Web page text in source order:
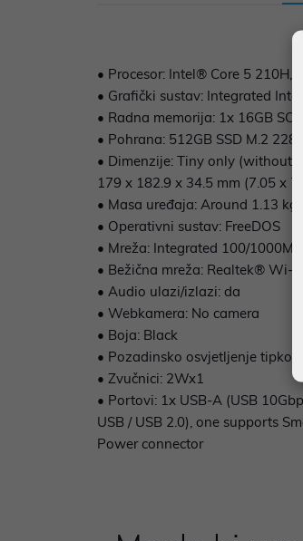
• Procesor: Intel® Core 5 210H,
• Grafički sustav: Integrated
• Radna memorija: 1x 16GB
• Pohrana: 512GB SSD M.2
• Dimenzije: Tiny only (without
179 x 182.9 x 34.5 mm (7.05 x
• Masa uređaja: Around 1.13 kg
• Operativni sustav: FreeDOS
• Mreža: Integrated 100/1000M
• Bežična mreža: Realtek® Wi-
• Audio ulazi/izlazi: da
• Webkamera: No camera
• Boja: Black
• Pozadinsko osvjetljenje
• Zvučnici: 2Wx1
• Portovi: 1x USB-A (USB
USB / USB 2.0), one supports
Power connector